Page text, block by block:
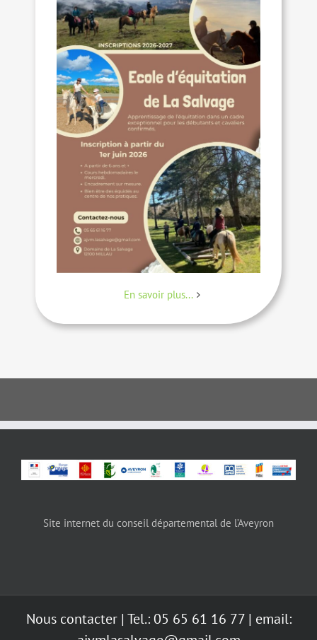
En savoir plus...
Site internet du conseil départemental de l’Aveyron
Nous contacter| Tel.: 05 65 61 16 77 | email: